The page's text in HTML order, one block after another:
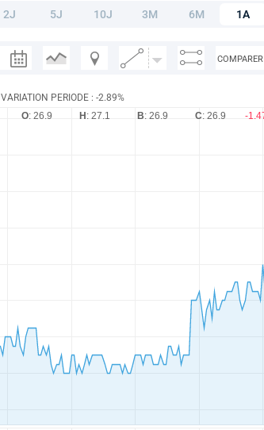
2J 5J 10J 3M 6M 1A
COMPARER
VARIATION PERIODE : -2.89%
O: 26.9 H : 27.1 B: 26.9 C: 26.9 -